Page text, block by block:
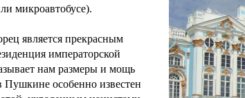
микроавтобусе).
является прекрасным
императорской
нам размеры и мощь
Пушкине особенно известен